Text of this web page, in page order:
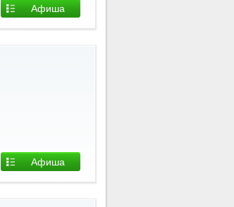
Афиша
Афиша